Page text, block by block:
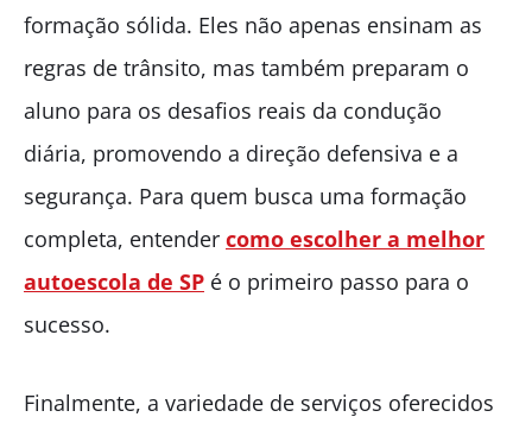
formação sólida. Eles não apenas ensinam as
regras de trânsito, mas também preparam o
aluno para os desafios reais da condução
diária, promovendo a direção defensiva e a
segurança. Para quem busca uma formação
completa, entender como escolher a melhor
autoescola de SP é o primeiro passo para o
sucesso.
Finalmente, a variedade de serviços oferecidos